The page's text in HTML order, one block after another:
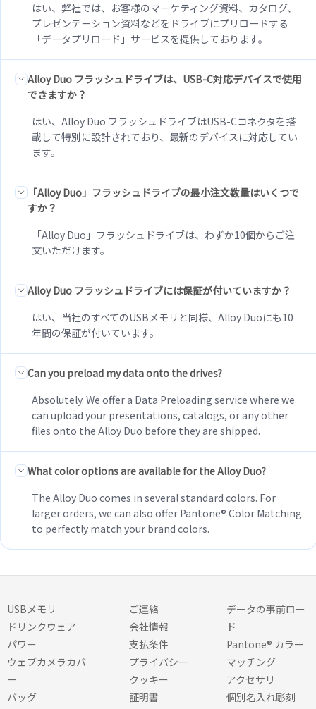
はい、弊社では、お客様のマーケティング資料、カタログ、
プレゼンテーション資料などをドライブにプリロードする
「データプリロード」サービスを提供しております。
Alloy Duo フラッシュドライブは、USB-C対応デバイスで使用
できますか？
はい、Alloy Duo フラッシュドライブはUSB-Cコネクタを搭
載して特別に設計されており、最新のデバイスに対応してい
ます。
「Alloy Duo」フラッシュドライブの最小注文数量はいくつで
すか？
「Alloy Duo」フラッシュドライブは、わずか10個からご注
文いただけます。
Alloy Duo フラッシュドライブには保証が付いていますか？
はい、当社のすべてのUSBメモリと同様、Alloy Duoにも10
年間の保証が付いています。
Can you preload my data onto the drives?
Absolutely. We offer a Data Preloading service where we
can upload your presentations, catalogs, or any other
files onto the Alloy Duo before they are shipped.
What color options are available for the Alloy Duo?
The Alloy Duo comes in several standard colors. For
larger orders, we can also offer Pantone® Color Matching
to perfectly match your brand colors.
USBメモリ
ドリンクウェア
パワー
ウェブカメラカバ
ー
バッグ
ご連絡
会社情報
支払条件
プライバシー
クッキー
証明書
データの事前ロー
ド
Pantone® カラー
マッチング
アクセサリ
個別名入れ彫刻